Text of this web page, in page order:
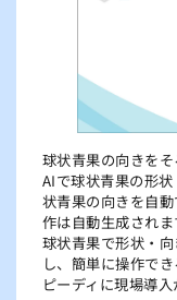
球状青果の向きをそ
AIで球状青果の形
状青果の向きを自
作は自動生成されま
球状青果で形状・
し、簡単に操作で
ピーディに現場導入